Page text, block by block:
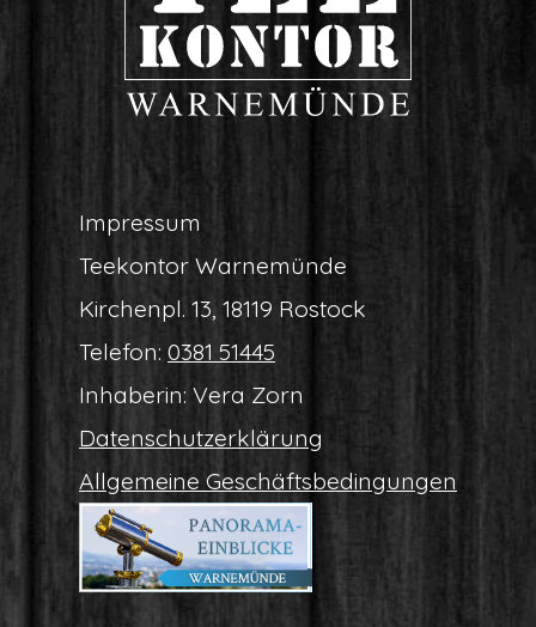
Impres­sum
Tee­kon­tor Warnemünde
Kir­chen­pl. 13, 18119 Rostock
Tele­fon: 0381 51445
Inha­be­rin: Vera Zorn
Daten­schutz­er­klä­rung
All­ge­mei­ne Geschäftsbedingungen